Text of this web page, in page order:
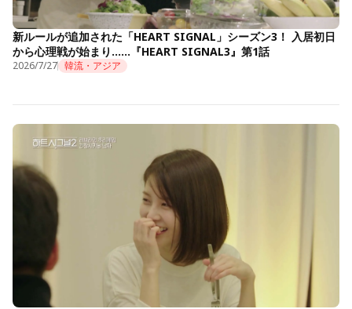
新ルールが追加された「HEART SIGNAL」シーズン3！ 入居初日
から心理戦が始まり……『HEART SIGNAL3』第1話
2026/7/27 韓流・アジア